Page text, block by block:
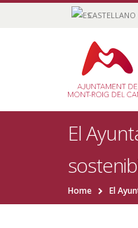
CASTELLANO
El
Home El